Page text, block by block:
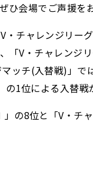
会場でご声援を
チャレンジリー
「V・チャレンジ
ッチ(入替戦)」で
1位による入替戦
の8位と「V・チ